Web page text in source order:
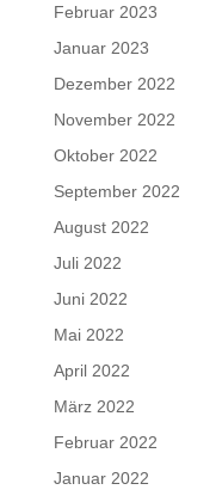
Februar 2023
Januar 2023
Dezember 2022
November 2022
Oktober 2022
September 2022
August 2022
Juli 2022
Juni 2022
Mai 2022
April 2022
März 2022
Februar 2022
Januar 2022